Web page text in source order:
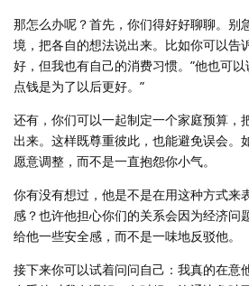
那怎么办呢？首先，你们得好好聊聊。别
境，把各自的想法说出来。比如你可以告
好，但我也有自己的消费习惯。”他也可
点钱是为了以后更好。”
还有，你们可以一起制定一个家庭预算，
出来。这样既尊重彼此，也能避免误会。
愿意调整，而不是一直抱怨你小气。
你有没有想过，他是不是在用这种方式来
感？也许他担心你们的关系会因为经济问
给他一些安全感，而不是一味地反驳他。
接下来你可以试着问问自己：我真的在意